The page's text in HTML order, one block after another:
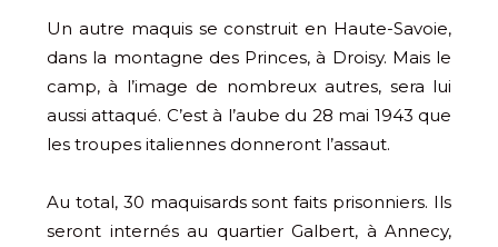
Un autre maquis se construit en Haute-Savoie,
dans la montagne des Princes, à Droisy. Mais le
camp, à l’image de nombreux autres, sera lui
aussi attaqué. C’est à l’aube du 28 mai 1943 que
les troupes italiennes donneront l’assaut.
Au total, 30 maquisards sont faits prisonniers. Ils
seront internés au quartier Galbert, à Annecy,